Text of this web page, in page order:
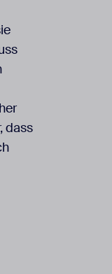
dass